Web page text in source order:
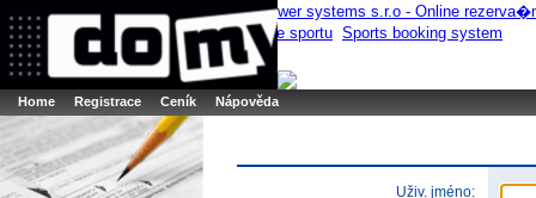
Booker online rezerva�n� syst�m Nower systems s.r.o - Online
Rezervujse - Port�l pro online rezervace sportu Sports booking system
Home Registrace Ceník Nápověda
Uživ. jméno: